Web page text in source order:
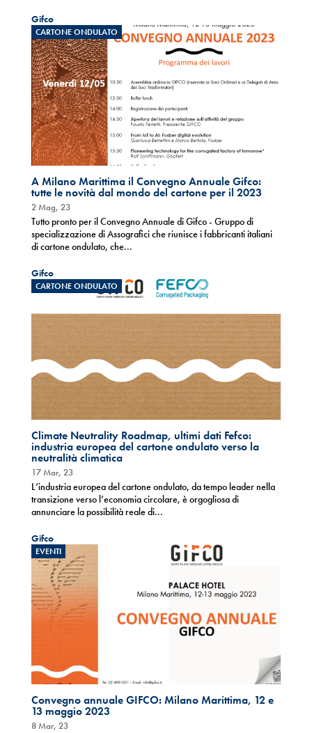
Gifco
CARTONE ONDULATO
A Milano Marittima il Convegno Annuale Gifco:
tutte le novità dal mondo del cartone per il 2023
2 Mag, 23
Tutto pronto per il Convegno Annuale di Gifco - Gruppo di
specializzazione di Assografici che riunisce i fabbricanti italiani
di cartone ondulato, che...
Gifco
CARTONE ONDULATO
Climate Neutrality Roadmap, ultimi dati Fefco:
industria europea del cartone ondulato verso la
neutralità climatica
17 Mar, 23
L’industria europea del cartone ondulato, da tempo leader nella
transizione verso l’economia circolare, è orgogliosa di
annunciare la possibilità reale di...
Gifco
EVENTI
Convegno annuale GIFCO: Milano Marittima, 12 e
13 maggio 2023
8 Mar, 23